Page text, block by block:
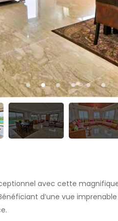
avec cette
d’une vue